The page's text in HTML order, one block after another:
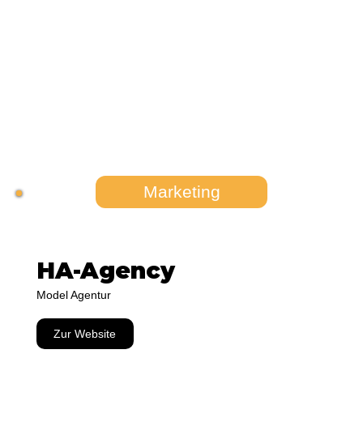
HA-Agency
Model Agentur
Zur Website
Marketing